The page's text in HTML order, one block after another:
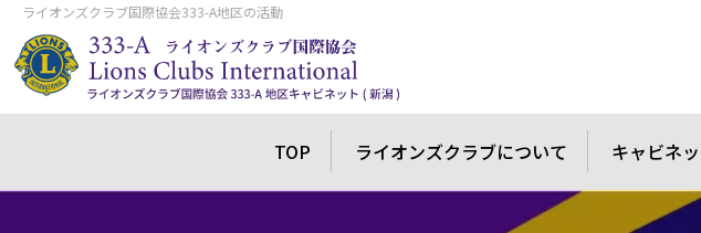
ライオンズクラブ国際協会333-A地区の活動
TOP ライオンズクラブについて キャビネ